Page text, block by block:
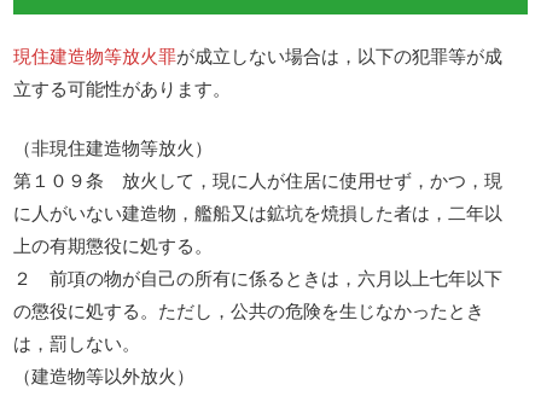
現住建造物等放火罪が成立しない場合は，以下の犯罪等が成
立する可能性があります。
（非現住建造物等放火）
第１０９条 放火して，現に人が住居に使用せず，かつ，現
に人がいない建造物，艦船又は鉱坑を焼損した者は，二年以
上の有期懲役に処する。
２ 前項の物が自己の所有に係るときは，六月以上七年以下
の懲役に処する。ただし，公共の危険を生じなかったとき
は，罰しない。
（建造物等以外放火）